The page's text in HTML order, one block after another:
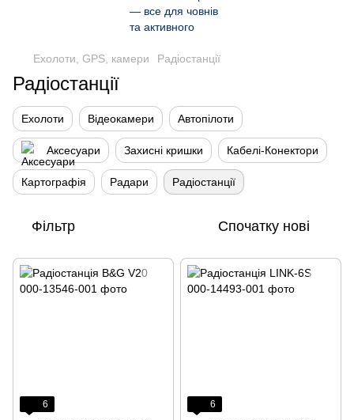
Ехолоти, GPS, камери Радіостанції
Радіостанції
Ехолоти Відеокамери Автопілоти
Аксесуари Захисні кришки Кабелі-Конектори
Картографія Радари Радіостанції
Фільтр Спочатку нові
6 6